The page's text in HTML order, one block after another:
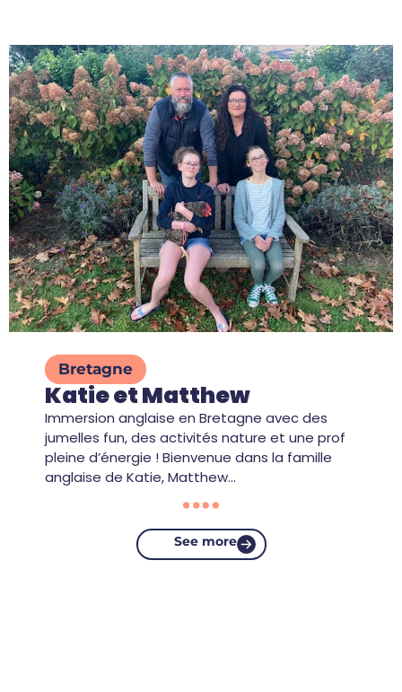
Bretagne
Katie et Matthew
Immersion anglaise en Bretagne avec des
jumelles fun, des activités nature et une prof
pleine d’énergie ! Bienvenue dans la famille
anglaise de Katie, Matthew…
See more